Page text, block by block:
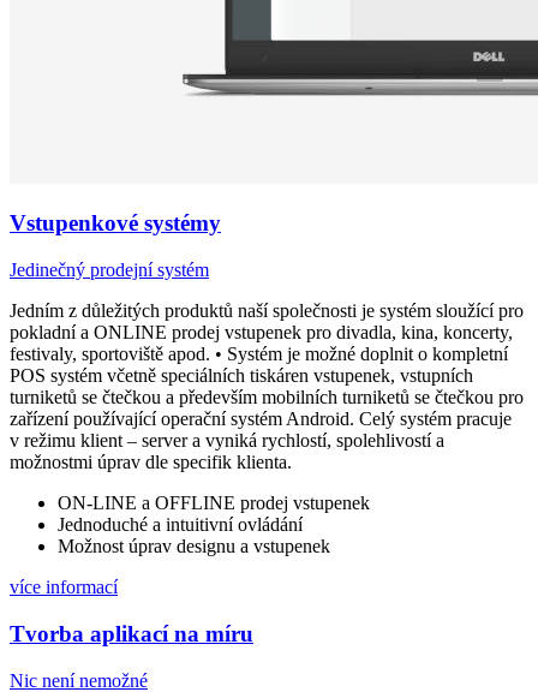
Vstupenkové systémy
Jedinečný prodejní systém
Jedním z důležitých produktů naší společnosti je systém sloužící pro
pokladní a ONLINE prodej vstupenek pro divadla, kina, koncerty,
festivaly, sportoviště apod. • Systém je možné doplnit o kompletní
POS systém včetně speciálních tiskáren vstupenek, vstupních
turniketů se čtečkou a především mobilních turniketů se čtečkou pro
zařízení používající operační systém Android. Celý systém pracuje
v režimu klient – server a vyniká rychlostí, spolehlivostí a
možnostmi úprav dle specifik klienta.
ON-LINE a OFFLINE prodej vstupenek
Jednoduché a intuitivní ovládání
Možnost úprav designu a vstupenek
více informací
Tvorba aplikací na míru
Nic není nemožné